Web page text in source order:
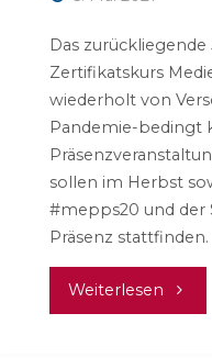
Das
Zertifikatskurs
wiederholt von
Pandemie-bedingt
sollen im Herbst
#mepps20 und der
Präsenz stattfinden.
Weiterlesen